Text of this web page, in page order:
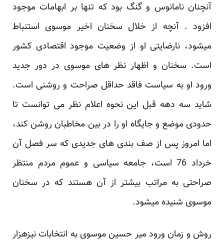
آنچنان نامانوس و گنگ بود که تنها بر ابهامات موجود
‏افزود . آنچه از خلال سخنان اخیر موسوی استنباط
میشود، نارضایتی او از وضعیت موجود اقتصادی کشور
است. ‏سخنان و اظهار نظر های موسوی در دور جدید
ورود او به سیاست فاقد حداقل صراحت و روشنی است.
شاید سه ‏دهه قبل این نحوه اعلام نظر می توانست تا
حدودی موضع و جایگاه او را در بین مخاطبان روشن کند،
اما امروز ‏پس از صف بندی های جدیدی که سر فصل آن
خرداد 76 است، جامعه سیاسی و عموم مردم منتظر
صراحتی به ‏مراتب بیشتر از آن هستند که در سخنان
موسوی شنیده میشود. ‏
روش و زمان ورود میر حسین موسوی به انتخابات نیزهزار